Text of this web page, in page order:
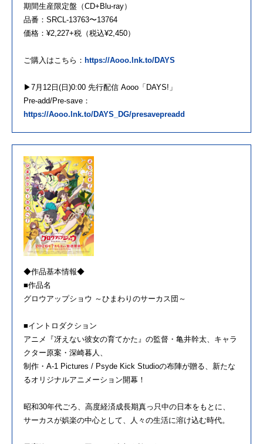
期間生産限定盤（CD+Blu-ray）
品番：SRCL-13763〜13764
価格：¥2,227+税（税込¥2,450）
ご購入はこちら： https://Aooo.lnk.to/DAYS
▶7月12日(日)0:00 先行配信 Aooo「DAYS!」
Pre-add/Pre-save：
https://Aooo.lnk.to/DAYS_DG/presavepreadd
◆作品基本情報◆
■作品名
グロウアップショウ ～ひまわりのサーカス団～
■イントロダクション
アニメ『冴えない彼女の育てかた』の監督・亀井幹太、キャラ
クター原案・深崎暮人、
制作・A-1 Pictures / Psyde Kick Studioの布陣が贈る、新たな
るオリジナルアニメーション開幕！
昭和30年代ごろ、高度経済成長期真っ只中の日本をもとに、
サーカスが娯楽の中心として、人々の生活に溶け込む時代。